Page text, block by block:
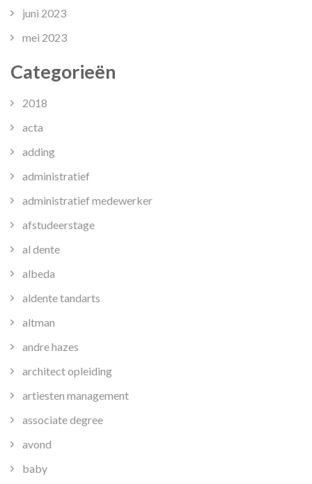
juni 2023
mei 2023
Categorieën
2018
acta
adding
administratief
administratief medewerker
afstudeerstage
al dente
albeda
aldente tandarts
altman
andre hazes
architect opleiding
artiesten management
associate degree
avond
baby